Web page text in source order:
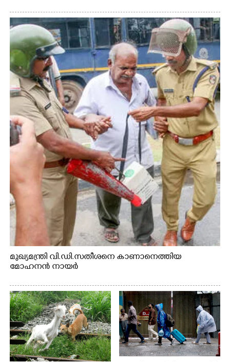
മുഖ്യമന്ത്രി വി.ഡി.സതീശനെ കാണാനെത്തിയ
മോഹനൻ നായർ